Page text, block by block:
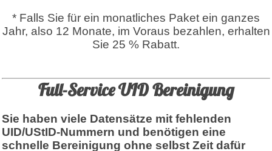
* Falls Sie für ein monatliches Paket ein ganzes
Jahr, also 12 Monate, im Voraus bezahlen, erhalten
Sie 25 % Rabatt.
Full-Service UID Bereinigung
Sie haben viele Datensätze mit fehlenden
UID/UStID-Nummern und benötigen eine
schnelle Bereinigung ohne selbst Zeit dafür